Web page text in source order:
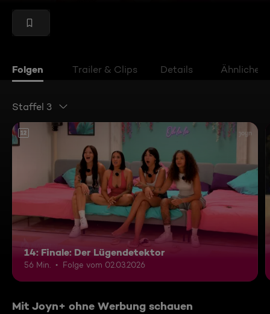
Folgen Trailer & Clips Details Ähnliche
Staffel 3
12
14: Finale: Der Lügendetektor
56 Min. Folge vom 02.03.2026
Mit Joyn+ ohne Werbung schauen